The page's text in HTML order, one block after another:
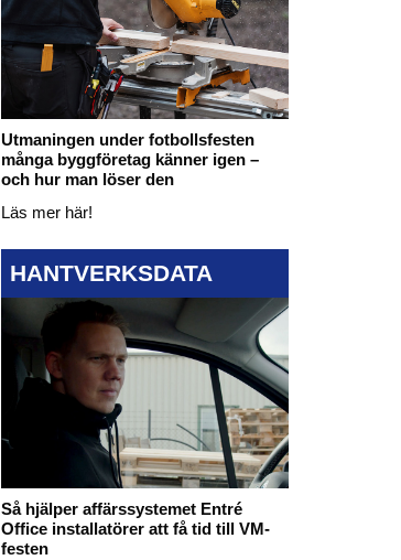
Utmaningen under fotbollsfesten
många byggföretag känner igen –
och hur man löser den
Läs mer här!
HANTVERKSDATA
Så hjälper affärssystemet Entré
Office installatörer att få tid till VM-
festen